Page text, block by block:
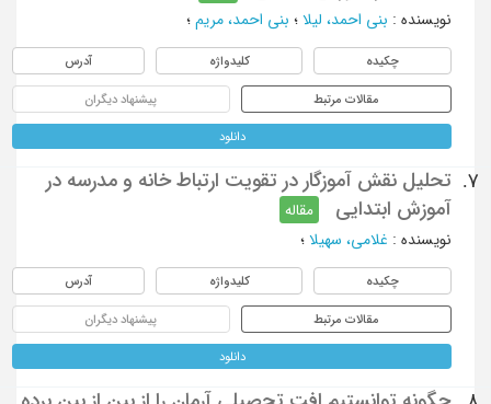
نویسنده: بنی احمد، لیلا؛ بنی احمد، مریم؛
چکیده کلیدواژه آدرس
مقالات مرتبط پیشنهاد دیگران
دانلود
7.
تحلیل نقش آموزگار در تقویت ارتباط خانه و مدرسه در
آموزش ابتدایی
مقاله
نویسنده: غلامی، سهیلا؛
چکیده کلیدواژه آدرس
مقالات مرتبط پیشنهاد دیگران
دانلود
چگونه توانستیم افت تحصیلی آرمان را از بین از بین برده